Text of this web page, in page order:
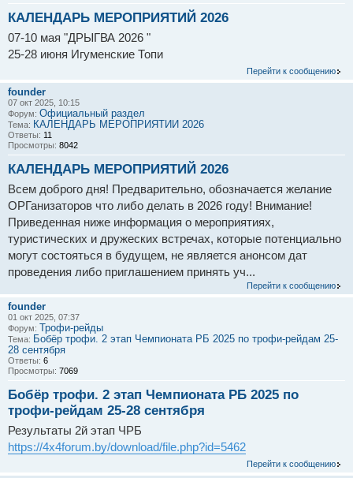
КАЛЕНДАРЬ МЕРОПРИЯТИЙ 2026
07-10 мая "ДРЫГВА 2026 "
25-28 июня Игуменские Топи
Перейти к сообщению
founder
07 окт 2025, 10:15
Форум: Официальный раздел
Тема: КАЛЕНДАРЬ МЕРОПРИЯТИЙ 2026
Ответы: 11
Просмотры: 8042
КАЛЕНДАРЬ МЕРОПРИЯТИЙ 2026
Всем доброго дня! Предварительно, обозначается желание
ОРГанизаторов что либо делать в 2026 году! Внимание!
Приведенная ниже информация о мероприятиях,
туристических и дружеских встречах, которые потенциально
могут состояться в будущем, не является анонсом дат
проведения либо приглашением принять уч...
Перейти к сообщению
founder
01 окт 2025, 07:37
Форум: Трофи-рейды
Тема: Бобёр трофи. 2 этап Чемпионата РБ 2025 по трофи-рейдам 25-
28 сентября
Ответы: 6
Просмотры: 7069
Бобёр трофи. 2 этап Чемпионата РБ 2025 по
трофи-рейдам 25-28 сентября
Результаты 2й этап ЧРБ
https://4x4forum.by/download/file.php?id=5462
Перейти к сообщению